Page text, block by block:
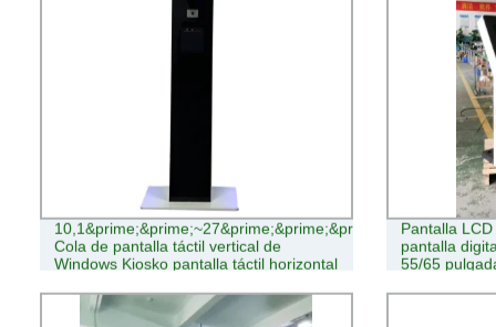
10,1&prime;&prime;~27&prime;&prime;&prime;
Cola de pantalla táctil vertical de
Windows Kiosko pantalla táctil horizontal
interactiva Kiosk Self Service para
Restaurante
Pantalla
pantalla
55/65